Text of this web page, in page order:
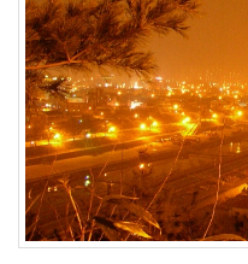
2009
년
31
2009
년
1
월
4
2009
년
2